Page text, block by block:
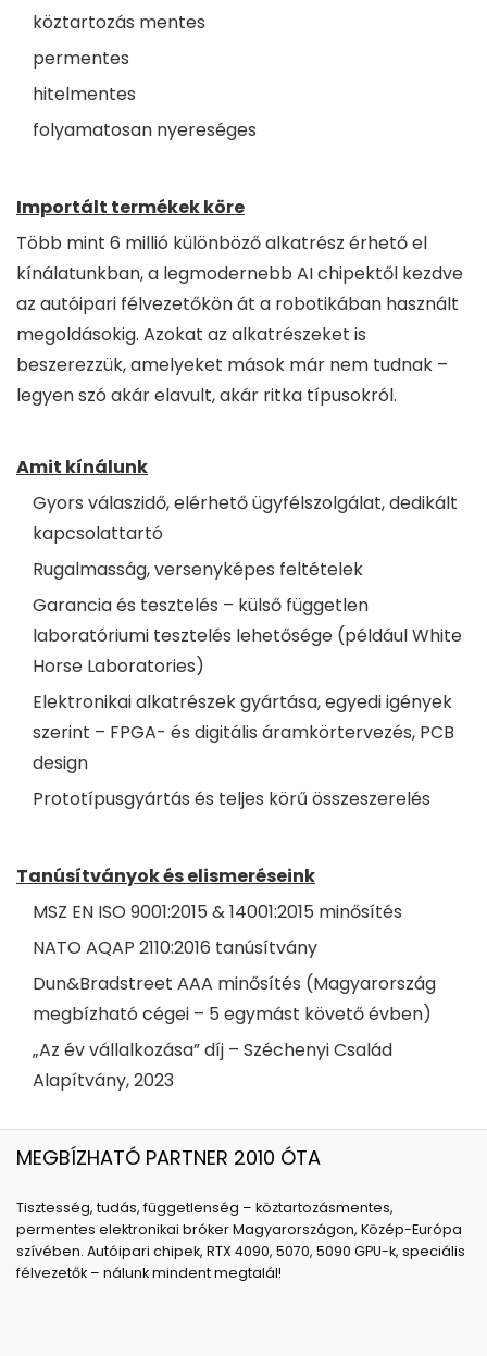
köztartozás mentes
permentes
hitelmentes
folyamatosan nyereséges
Importált termékek köre
Több mint 6 millió különböző alkatrész érhető el
kínálatunkban, a legmodernebb AI chipektől kezdve
az autóipari félvezetőkön át a robotikában használt
megoldásokig. Azokat az alkatrészeket is
beszerezzük, amelyeket mások már nem tudnak –
legyen szó akár elavult, akár ritka típusokról.
Amit kínálunk
Gyors válaszidő, elérhető ügyfélszolgálat, dedikált
kapcsolattartó
Rugalmasság, versenyképes feltételek
Garancia és tesztelés – külső független
laboratóriumi tesztelés lehetősége (például White
Horse Laboratories)
Elektronikai alkatrészek gyártása, egyedi igények
szerint – FPGA- és digitális áramkörtervezés, PCB
design
Prototípusgyártás és teljes körű összeszerelés
Tanúsítványok és elismeréseink
MSZ EN ISO 9001:2015 & 14001:2015 minősítés
NATO AQAP 2110:2016 tanúsítvány
Dun&Bradstreet AAA minősítés (Magyarország
megbízható cégei – 5 egymást követő évben)
„Az év vállalkozása” díj – Széchenyi Család
Alapítvány, 2023
MEGBÍZHATÓ PARTNER 2010 ÓTA
Tisztesség, tudás, függetlenség – köztartozásmentes,
permentes elektronikai bróker Magyarországon, Közép-Európa
szívében. Autóipari chipek, RTX 4090, 5070, 5090 GPU-k, speciális
félvezetők – nálunk mindent megtalál!